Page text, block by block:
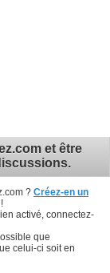
et être
? Créez-en un
activé, connectez-
que
celui-ci soit en